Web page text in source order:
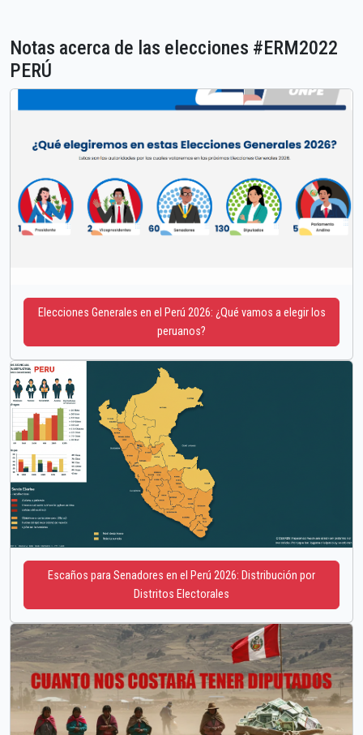
Notas acerca de las elecciones #ERM2022
PERÚ
Elecciones Generales en el Perú 2026: ¿Qué vamos a elegir los
peruanos?
Escaños para Senadores en el Perú 2026: Distribución por
Distritos Electorales